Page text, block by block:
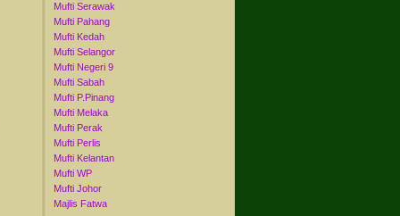
Mufti Serawak
Mufti Pahang
Mufti Kedah
Mufti Selangor
Mufti Negeri 9
Mufti Sabah
Mufti P.Pinang
Mufti Melaka
Mufti Perak
Mufti Perlis
Mufti Kelantan
Mufti WP
Mufti Johor
Majlis Fatwa